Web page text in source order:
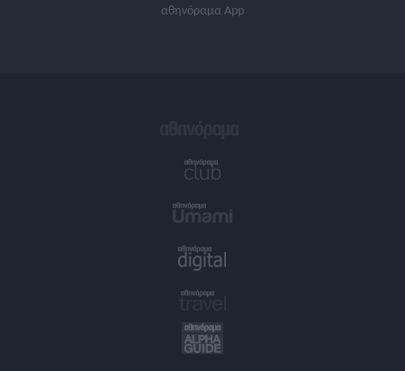
αθηνόραμα App